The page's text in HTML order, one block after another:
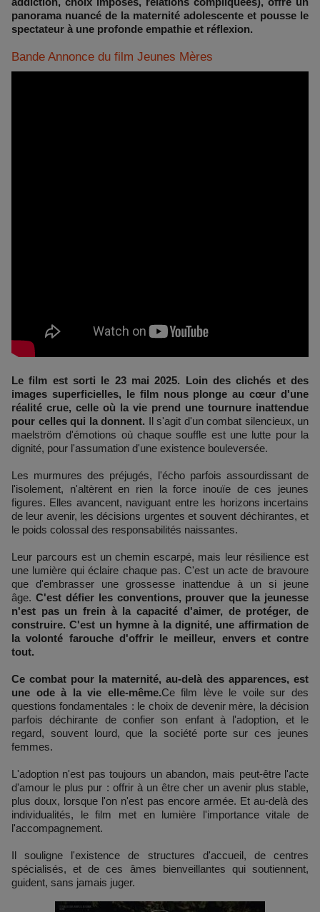
panorama nuancé de la maternité adolescente et pousse le
spectateur à une profonde empathie et réflexion.
Bande Annonce du film Jeunes Mères
Le film est sorti le 23 mai 2025. Loin des clichés et des
images superficielles, le film nous plonge au cœur d'une
réalité crue, celle où la vie prend une tournure inattendue
pour celles qui la donnent. Il s'agit d'un combat silencieux, un
maelström d'émotions où chaque souffle est une lutte pour la
dignité, pour l'assumation d'une existence bouleversée.
Les murmures des préjugés, l'écho parfois assourdissant de
l'isolement, n'altèrent en rien la force inouïe de ces jeunes
figures. Elles avancent, naviguant entre les horizons incertains
de leur avenir, les décisions urgentes et souvent déchirantes, et
le poids colossal des responsabilités naissantes.
Leur parcours est un chemin escarpé, mais leur résilience est
une lumière qui éclaire chaque pas. C'est un acte de bravoure
que d'embrasser une grossesse inattendue à un si jeune
âge. C'est défier les conventions, prouver que la jeunesse
n'est pas un frein à la capacité d'aimer, de protéger, de
construire. C'est un hymne à la dignité, une affirmation de
la volonté farouche d'offrir le meilleur, envers et contre
tout.
Ce combat pour la maternité, au-delà des apparences, est
une ode à la vie elle-même.Ce film lève le voile sur des
questions fondamentales : le choix de devenir mère, la décision
parfois déchirante de confier son enfant à l'adoption, et le
regard, souvent lourd, que la société porte sur ces jeunes
femmes.
L'adoption n'est pas toujours un abandon, mais peut-être l'acte
d'amour le plus pur : offrir à un être cher un avenir plus stable,
plus doux, lorsque l'on n'est pas encore armée. Et au-delà des
individualités, le film met en lumière l'importance vitale de
l'accompagnement.
Il souligne l'existence de structures d'accueil, de centres
spécialisés, et de ces âmes bienveillantes qui soutiennent,
guident, sans jamais juger.